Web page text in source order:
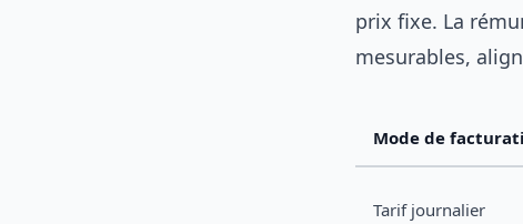
prix fixe. La
mesurables,
Mode de
Tarif journalier